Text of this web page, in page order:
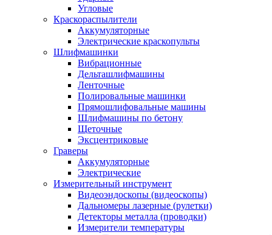
Угловые
Краскораспылители
Аккумуляторные
Электрические краскопульты
Шлифмашинки
Вибрационные
Дельташлифмашины
Ленточные
Полировальные машинки
Прямошлифовальные машины
Шлифмашины по бетону
Щеточные
Эксцентриковые
Граверы
Аккумуляторные
Электрические
Измерительный инструмент
Видеоэндоскопы (видеоскопы)
Дальномеры лазерные (рулетки)
Детекторы металла (проводки)
Измерители температуры